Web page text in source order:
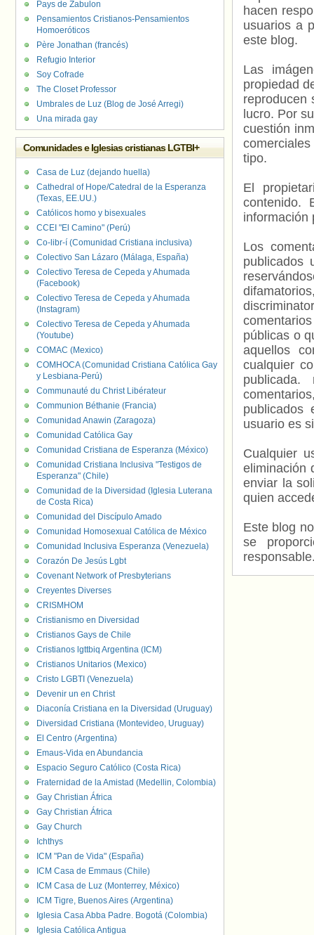
hacen
usuarios a
este blog.
Las
propiedad
reproducen
lucro. Por
cuestión
tipo.
El
contenido.
información
Los
publicados
públicas o
aquellos
cualquier
usuario es
Cualquier
eliminación
enviar la
quien
Este blog
se
Pays de Zabulon
Pensamientos Cristianos-Pensamientos
Homoeróticos
Père Jonathan (francés)
Refugio Interior
Soy Cofrade
The Closet Professor
Umbrales de Luz (Blog de José Arregi)
Una mirada gay
Comunidades e Iglesias cristianas LGTBI+
Casa de Luz (dejando huella)
Cathedral of Hope/Catedral de la Esperanza
(Texas, EE.UU.)
Católicos homo y bisexuales
CCEI "El Camino" (Perú)
Co-libr-í (Comunidad Cristiana inclusiva)
Colectivo San Lázaro (Málaga, España)
Colectivo Teresa de Cepeda y Ahumada
(Facebook)
Colectivo Teresa de Cepeda y Ahumada
(Instagram)
Colectivo Teresa de Cepeda y Ahumada
(Youtube)
COMAC (Mexico)
COMHOCA (Comunidad Cristiana Católica Gay
y Lesbiana-Perú)
Communauté du Christ Libérateur
Communion Béthanie (Francia)
Comunidad Anawin (Zaragoza)
Comunidad Católica Gay
Comunidad Cristiana de Esperanza (México)
Comunidad Cristiana Inclusiva "Testigos de
Esperanza" (Chile)
Comunidad de la Diversidad (Iglesia Luterana
de Costa Rica)
Comunidad del Discípulo Amado
Comunidad Homosexual Católica de México
Comunidad Inclusiva Esperanza (Venezuela)
Corazón De Jesús Lgbt
Covenant Network of Presbyterians
Creyentes Diverses
CRISMHOM
Cristianismo en Diversidad
Cristianos Gays de Chile
Cristianos lgttbiq Argentina (ICM)
Cristianos Unitarios (Mexico)
Cristo LGBTI (Venezuela)
Devenir un en Christ
Diaconía Cristiana en la Diversidad (Uruguay)
Diversidad Cristiana (Montevideo, Uruguay)
El Centro (Argentina)
Emaus-Vida en Abundancia
Espacio Seguro Católico (Costa Rica)
Fraternidad de la Amistad (Medellin, Colombia)
Gay Christian África
Gay Christian África
Gay Church
Ichthys
ICM "Pan de Vida" (España)
ICM Casa de Emmaus (Chile)
ICM Casa de Luz (Monterrey, México)
ICM Tigre, Buenos Aires (Argentina)
Iglesia Casa Abba Padre. Bogotá (Colombia)
Iglesia Católica Antigua